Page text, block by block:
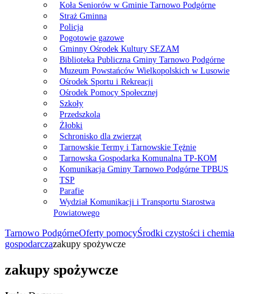
Koła Seniorów w Gminie Tarnowo Podgórne
Straż Gminna
Policja
Pogotowie gazowe
Gminny Ośrodek Kultury SEZAM
Biblioteka Publiczna Gminy Tarnowo Podgórne
Muzeum Powstańców Wielkopolskich w Lusowie
Ośrodek Sportu i Rekreacji
Ośrodek Pomocy Społecznej
Szkoły
Przedszkola
Żłobki
Schronisko dla zwierząt
Tarnowskie Termy i Tarnowskie Tężnie
Tarnowska Gospodarka Komunalna TP-KOM
Komunikacja Gminy Tarnowo Podgórne TPBUS
TSP
Parafie
Wydział Komunikacji i Transportu Starostwa
Powiatowego
Tarnowo PodgórneOferty pomocyŚrodki czystości i chemia
gospodarczazakupy spożywcze
zakupy spożywcze